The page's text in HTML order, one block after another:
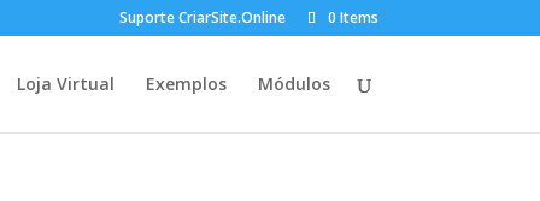
Suporte CriarSite.Online 0 Items
Loja Virtual Exemplos Módulos